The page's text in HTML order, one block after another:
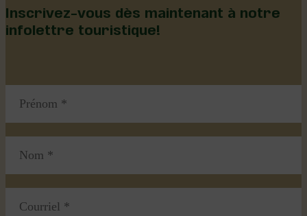
Inscrivez-vous dès maintenant à notre
infolettre touristique!